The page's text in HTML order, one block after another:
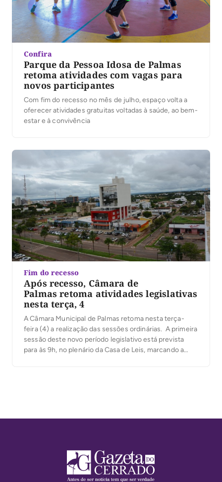
Confira
Parque da Pessoa Idosa de Palmas
retoma atividades com vagas para
novos participantes
Com fim do recesso no mês de julho, espaço volta a
oferecer atividades gratuitas voltadas à saúde, ao bem-
estar e à convivência
Fim do recesso
Após recesso, Câmara de
Palmas retoma atividades legislativas
nesta terça, 4
A Câmara Municipal de Palmas retoma nesta terça-
feira (4) a realização das sessões ordinárias. A primeira
sessão deste novo período legislativo está prevista
para às 9h, no plenário da Casa de Leis, marcando a